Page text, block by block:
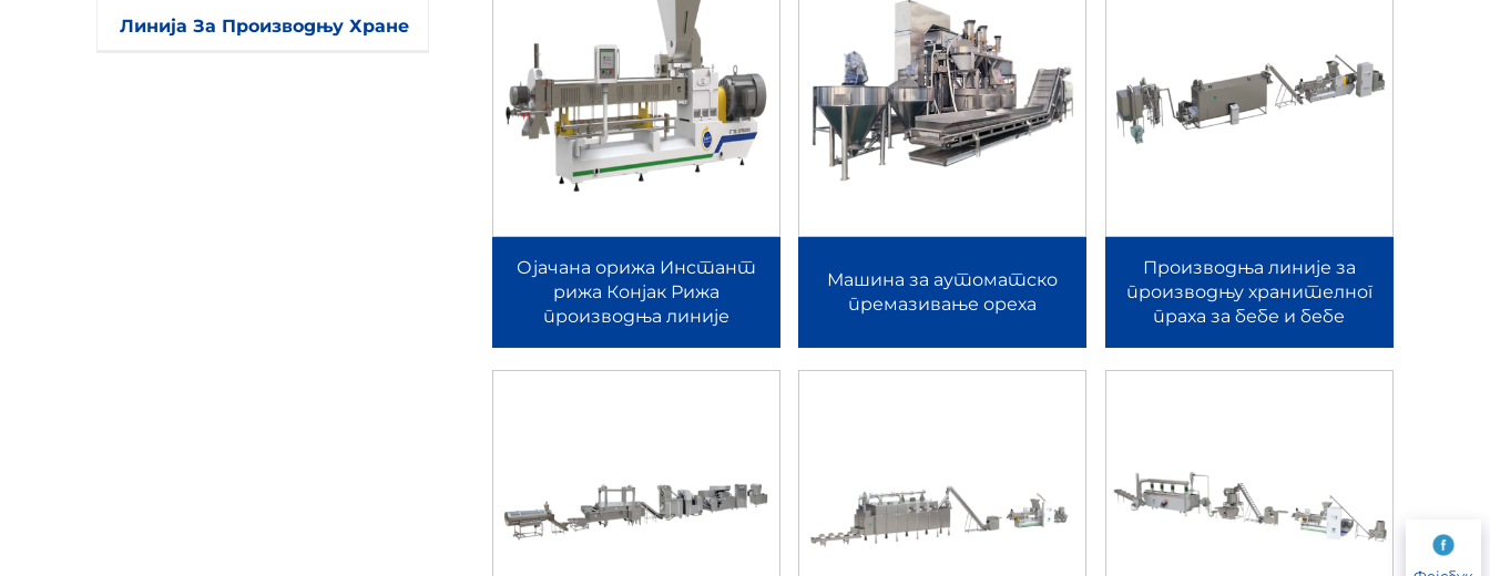
машине обезбеђују прецизну обраду, стабилан износ и оперативну ефикасност.
Производња кукурузних пуфса и пуних снакса дизајнирана је за производњу проширених снакса на бази кукуруза, укључујући и производе пуне у центру. Кроз
Производња кукурузних флекова интегрише мешање, екструзију, флекирање, сушење, прскање и паковање у континуирани систем. То омогућава произвођачима
Линија За Производњу Хране
Ојачана орижа Инстант
рижа Конјак Рижа
производња линије
Машина за аутоматско
премазивање ореха
Производња линије за
производњу хранителног
праха за бебе и бебе